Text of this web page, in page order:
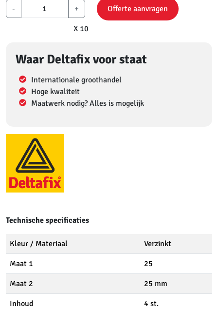
- +
X 10
Offerte aanvragen
Waar Deltafix voor staat
Internationale groothandel
Hoge kwaliteit
Maatwerk nodig? Alles is mogelijk
Technische specificaties
Kleur / Materiaal Verzinkt
Maat 1 25
Maat 2 25 mm
Inhoud 4 st.